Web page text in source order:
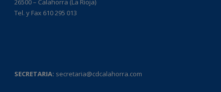
26500 – Calahorra (La Rioja)
Tel. y Fax 610 295 013
SECRETARIA: secretaria@cdcalahorra.com